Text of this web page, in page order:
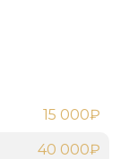
15 000₽
40 000₽